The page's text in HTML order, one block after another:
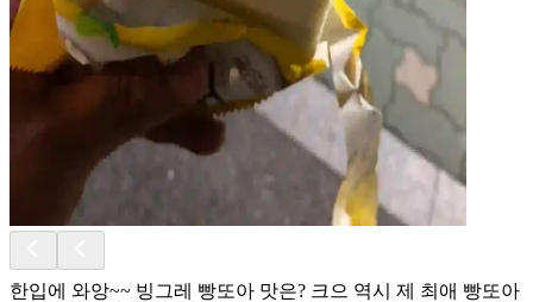
한입에 와앙~~ 빙그레 빵또아 맛은? 크으 역시 제 최애 빵또아